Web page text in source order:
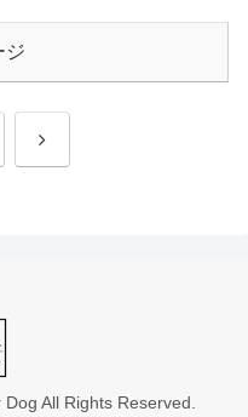
ジ
次
All Rights Reserved.